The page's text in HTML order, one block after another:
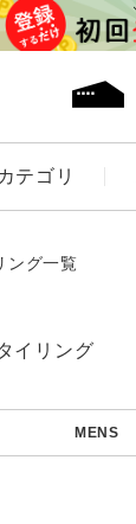
カテゴリ
KIDS
ング一覧
MENS